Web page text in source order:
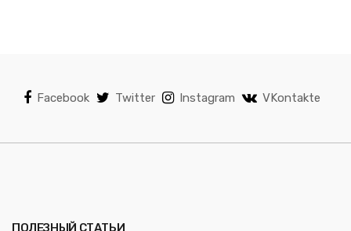
Facebook Twitter Instagram VKontakte